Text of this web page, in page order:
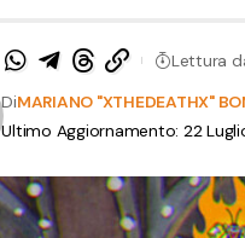
Ultimo Aggiornamento: 22
DiMARIANO "XTHEDEATHX"
Lettura